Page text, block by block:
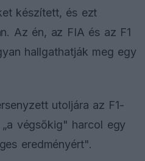
készített, és ezt
Az én, az FIA és az F1
hallgathatják meg egy
utoljára az F1-
végsőkig" harcol egy
eredményért".